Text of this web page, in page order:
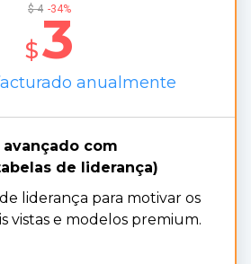
$3
$ 4 -34%
anualmente
com
de liderança)
liderança para motivar os
vistas e modelos premium.